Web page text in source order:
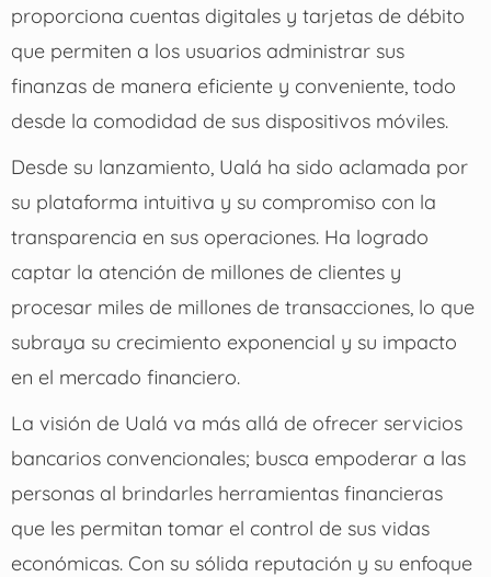
proporciona cuentas digitales y tarjetas de débito
que permiten a los usuarios administrar sus
finanzas de manera eficiente y conveniente, todo
desde la comodidad de sus dispositivos móviles.
Desde su lanzamiento, Ualá ha sido aclamada por
su plataforma intuitiva y su compromiso con la
transparencia en sus operaciones. Ha logrado
captar la atención de millones de clientes y
procesar miles de millones de transacciones, lo que
subraya su crecimiento exponencial y su impacto
en el mercado financiero.
La visión de Ualá va más allá de ofrecer servicios
bancarios convencionales; busca empoderar a las
personas al brindarles herramientas financieras
que les permitan tomar el control de sus vidas
económicas. Con su sólida reputación y su enfoque